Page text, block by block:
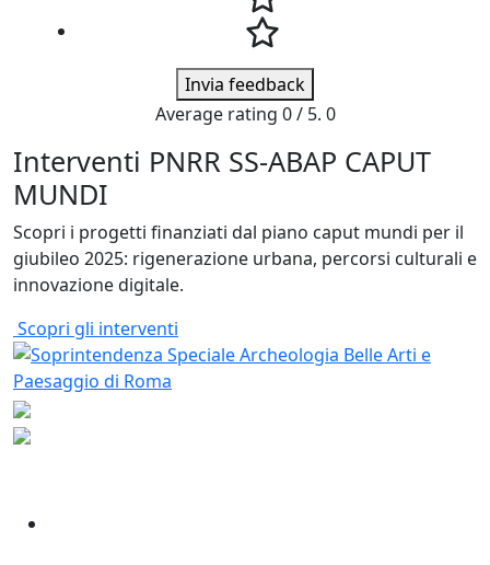
Invia feedback
Average rating 0/ 5. 0
Interventi PNRR SS-ABAP CAPUT
MUNDI
Scopri i progetti finanziati dal piano caput mundi per il
giubileo 2025: rigenerazione urbana, percorsi culturali e
innovazione digitale.
Scopri gli interventi